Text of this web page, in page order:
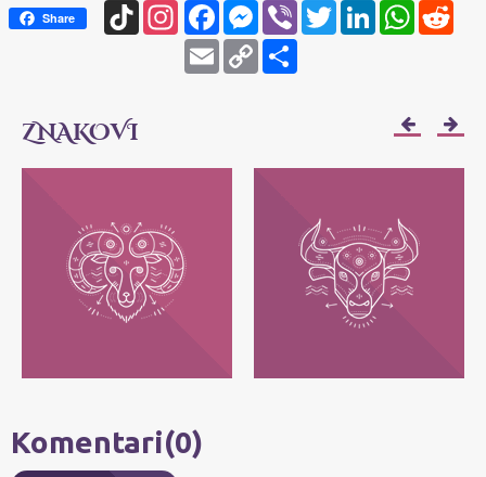
Share
TikTok InstagramFacebookMessenger
Viber Twitter LinkedIn WhatsApp
Email
Copy
Link
ZNAKOVI
OVAN
Njihov moto je: Ja sam! Najvažnije im je
da svako može da bude ono što jeste, bez
pretvaranja.
BIK
Njihov moto je: Ja imam - posedujem!
Najvažnije im je da zadrže ono što im
pripada.
Komentari(0)